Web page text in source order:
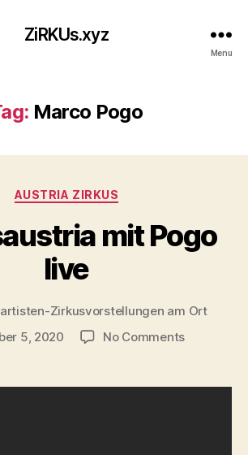
ZiRKUs.xyz
Menu
Marco Pogo
Categories
AUSTRIA ZIRKUS
mit Pogo
live
Zirkusvorstellungen am Ort
5, 2020 No Commentson
Pogo